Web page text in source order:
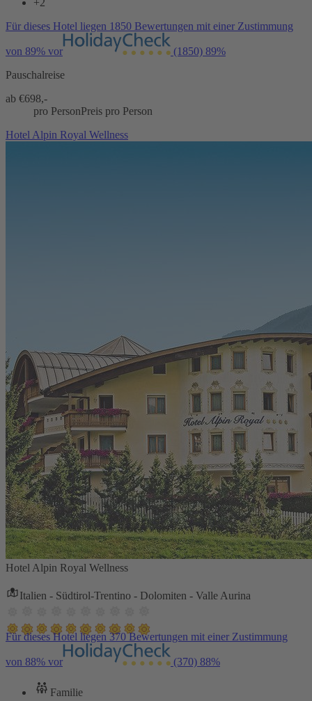
+2
Für dieses Hotel liegen 1850 Bewertungen mit einer Zustimmung
von 89% vor (1850) 89%
Pauschalreise
ab €698,-
pro PersonPreis pro Person
Hotel Alpin Royal Wellness
Hotel Alpin Royal Wellness
Italien - Südtirol-Trentino - Dolomiten - Valle Aurina
Für dieses Hotel liegen 370 Bewertungen mit einer Zustimmung
von 88% vor (370) 88%
Familie